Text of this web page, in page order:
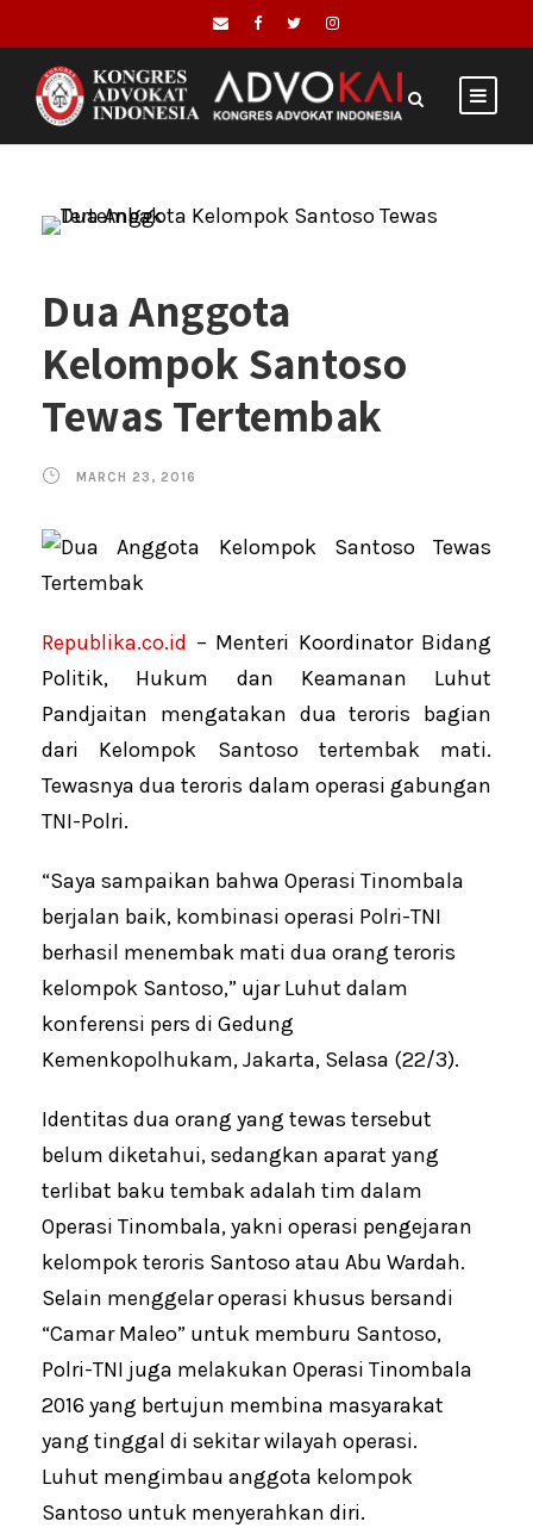
Dua Anggota
Kelompok Santoso
Tewas Tertembak
MARCH 23, 2016
Republika.co.id – Menteri Koordinator Bidang
Politik, Hukum dan Keamanan Luhut
Pandjaitan mengatakan dua teroris bagian
dari Kelompok Santoso tertembak mati.
Tewasnya dua teroris dalam operasi gabungan
TNI-Polri.
“Saya sampaikan bahwa Operasi Tinombala
berjalan baik, kombinasi operasi Polri-TNI
berhasil menembak mati dua orang teroris
kelompok Santoso,” ujar Luhut dalam
konferensi pers di Gedung
Kemenkopolhukam, Jakarta, Selasa (22/3).
Identitas dua orang yang tewas tersebut
belum diketahui, sedangkan aparat yang
terlibat baku tembak adalah tim dalam
Operasi Tinombala, yakni operasi pengejaran
kelompok teroris Santoso atau Abu Wardah.
Selain menggelar operasi khusus bersandi
“Camar Maleo” untuk memburu Santoso,
Polri-TNI juga melakukan Operasi Tinombala
2016 yang bertujun membina masyarakat
yang tinggal di sekitar wilayah operasi.
Luhut mengimbau anggota kelompok
Santoso untuk menyerahkan diri.